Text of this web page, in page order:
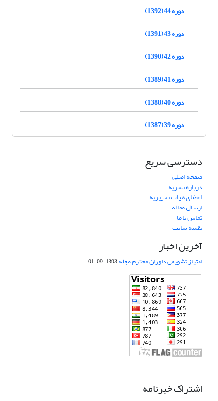
دوره 44 (1392)
دوره 43 (1391)
دوره 42 (1390)
دوره 41 (1389)
دوره 40 (1388)
دوره 39 (1387)
دسترسی سریع
صفحه اصلی
درباره نشریه
اعضای هیات تحریریه
ارسال مقاله
تماس با ما
نقشه سایت
آخرین اخبار
امتیاز تشویقی داوران محترم مجله1393-09-01
اشتراک خبرنامه